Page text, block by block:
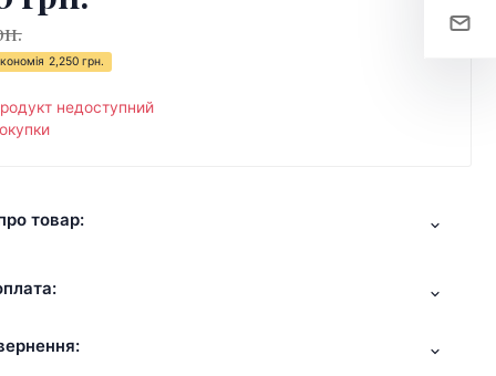
2,250 грн.
недоступний
товар: